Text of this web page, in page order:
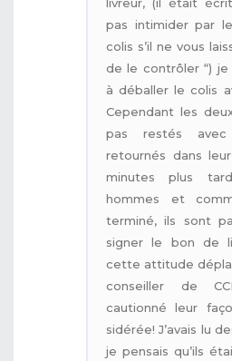
pas intimider par
colis s’il ne vous
de le contrôler “)
à déballer le colis
Cependant les
pas restés
retournés dans
minutes plus
hommes et
terminé, ils sont
signer le bon de
cette attitude
conseiller de
cautionné leur
sidérée! J’avais lu
je pensais qu’ils